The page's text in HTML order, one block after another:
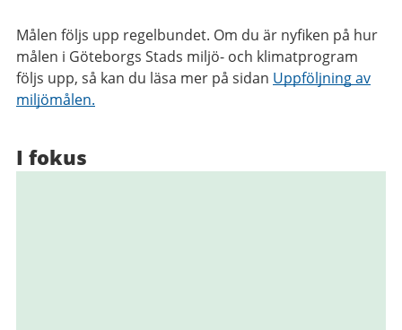
Målen följs upp regelbundet. Om du är nyfiken på hur
målen i Göteborgs Stads miljö- och klimatprogram
följs upp, så kan du läsa mer på sidan Uppföljning av
miljömålen.
I fokus